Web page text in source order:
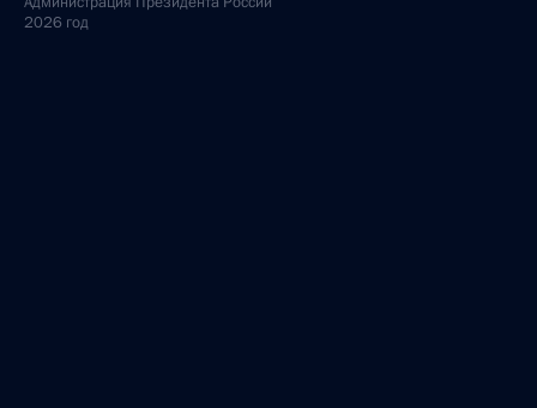
2026 год